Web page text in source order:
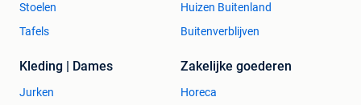
Stoelen
Tafels
Huizen Buitenland
Buitenverblijven
Kleding | Dames
Jurken
Zakelijke goederen
Horeca